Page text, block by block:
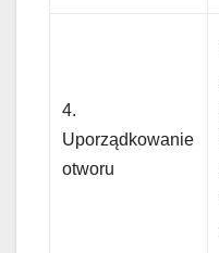
4.
Uporządkowanie
otworu